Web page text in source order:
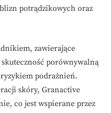
potrądzikowych oraz
zawierające
porównywalną
podrażnień.
skóry, Granactive
co jest wspierane przez